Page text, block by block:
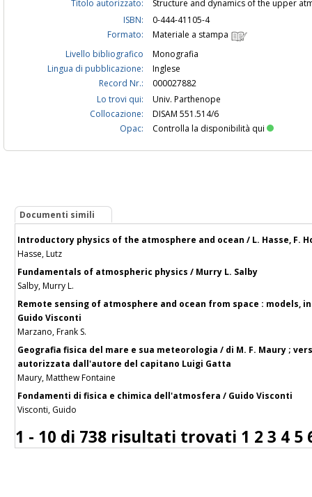
Titolo autorizzato:
Structure and dynamics of the upper
ISBN:
0-444-41105-4
Formato:
Materiale a stampa
Livello bibliografico
Monografia
Lingua di pubblicazione:
Inglese
Record Nr.:
000027882
Lo trovi qui:
Univ. Parthenope
Collocazione:
DISAM 551.514/6
Opac:
Controlla la disponibilità qui
Documenti simili
Introductory physics of the atmosphere and ocean / L. Hasse, F.
Hasse, Lutz
Fundamentals of atmospheric physics / Murry L. Salby
Salby, Murry L.
Remote sensing of atmosphere and ocean from space : models,
Guido Visconti
Marzano, Frank S.
Geografia fisica del mare e sua meteorologia / di M. F. Maury ;
autorizzata dall'autore del capitano Luigi Gatta
Maury, Matthew Fontaine
Fondamenti di fisica e chimica dell'atmosfera / Guido Visconti
Visconti, Guido
1 - 10 di 738 risultati trovati 1 2 3 4 5